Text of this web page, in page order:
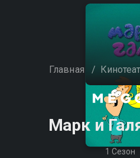
Главная /
Марк и
1 Сезон